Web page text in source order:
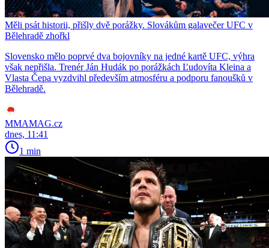
Měli psát historii, přišly dvě porážky. Slovákům galavečer UFC v
Bělehradě zhořkl
Slovensko mělo poprvé dva bojovníky na jedné kartě UFC, výhra
však nepřišla. Trenér Ján Hudák po porážkách Ľudovíta Kleina a
Vlasta Čepa vyzdvihl především atmosféru a podporu fanoušků v
Bělehradě.
MMAMAG.cz
dnes, 11:41
1 min